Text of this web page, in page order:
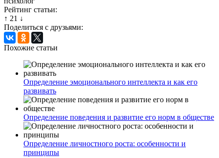
Рейтинг статьи:
↑ 21 ↓
Поделиться с друзьями:
Похожие статьи
Определение эмоционального интеллекта и как его
развивать
Определение поведения и развитие его норм в обществе
Определение личностного роста: особенности и
принципы